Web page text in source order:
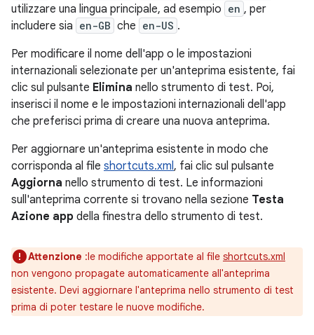
utilizzare una lingua principale, ad esempio en , per
includere sia en-GB che en-US .
Per modificare il nome dell'app o le impostazioni
internazionali selezionate per un'anteprima esistente, fai
clic sul pulsante Elimina nello strumento di test. Poi,
inserisci il nome e le impostazioni internazionali dell'app
che preferisci prima di creare una nuova anteprima.
Per aggiornare un'anteprima esistente in modo che
corrisponda al file shortcuts.xml , fai clic sul pulsante
Aggiorna nello strumento di test. Le informazioni
sull'anteprima corrente si trovano nella sezione Testa
Azione app della finestra dello strumento di test.
Attenzione :le modifiche apportate al file shortcuts.xml
non vengono propagate automaticamente all'anteprima
esistente. Devi aggiornare l'anteprima nello strumento di test
prima di poter testare le nuove modifiche.